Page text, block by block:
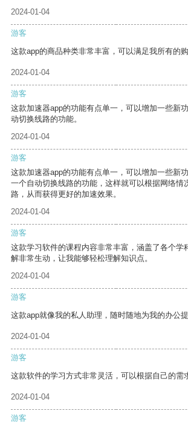
2024-01-04
游客
这款app的商品种类非常丰富，可以满足我所有的购
2024-01-04
游客
这款加速器app的功能有点单一，可以增加一些新
动切换线路的功能。
2024-01-04
游客
这款加速器app的功能有点单一，可以增加一些新
一个自动切换线路的功能，这样就可以根据网络情
路，从而获得更好的加速效果。
2024-01-04
游客
这款学习软件的课程内容非常丰富，涵盖了各个学
解非常生动，让我能够轻松理解知识点。
2024-01-04
游客
这款app就像我的私人助理，随时随地为我的办公提
2024-01-04
游客
这款软件的学习方式非常灵活，可以根据自己的需
2024-01-04
游客